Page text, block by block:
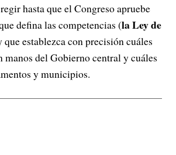
hasta que el Congreso apruebe
defina las competencias (la Ley de
que establezca con precisión cuáles
manos del Gobierno central y cuáles
y municipios.